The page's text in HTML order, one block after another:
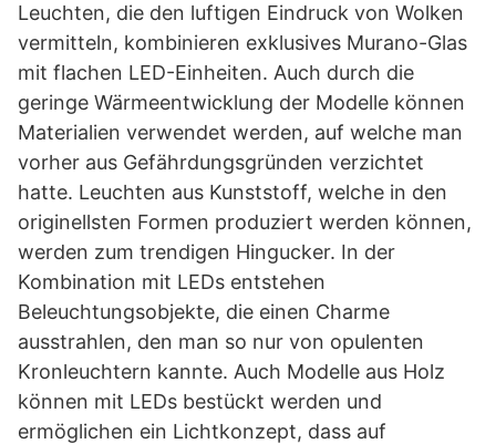
Leuchten, die den luftigen Eindruck von Wolken
vermitteln, kombinieren exklusives Murano-Glas
mit flachen LED-Einheiten. Auch durch die
geringe Wärmeentwicklung der Modelle können
Materialien verwendet werden, auf welche man
vorher aus Gefährdungsgründen verzichtet
hatte. Leuchten aus Kunststoff, welche in den
originellsten Formen produziert werden können,
werden zum trendigen Hingucker. In der
Kombination mit LEDs entstehen
Beleuchtungsobjekte, die einen Charme
ausstrahlen, den man so nur von opulenten
Kronleuchtern kannte. Auch Modelle aus Holz
können mit LEDs bestückt werden und
ermöglichen ein Lichtkonzept, dass auf